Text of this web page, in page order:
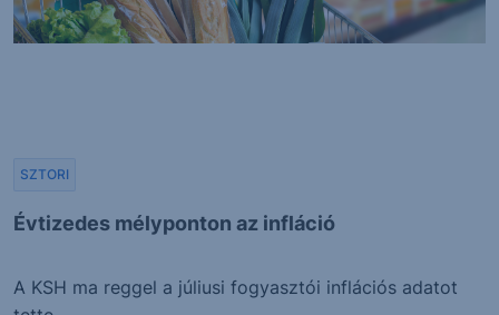
Évtizedes mélyponton az infláció
SZTORI
A KSH ma reggel a júliusi fogyasztói inflációs adatot